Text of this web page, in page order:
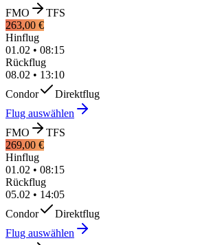
FMO
TFS
263,00 €
Hinflug
01.02 • 08:15
Rückflug
08.02 • 13:10
Condor
Direktflug
Flug auswählen
FMO
TFS
269,00 €
Hinflug
01.02 • 08:15
Rückflug
05.02 • 14:05
Condor
Direktflug
Flug auswählen